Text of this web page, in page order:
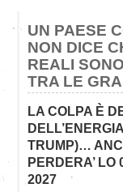
UN PAESE
NON DICE
REALI
TRA LE
LA COLPA È
TRUMP)…
PERDERA’
2027